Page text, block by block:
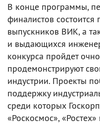
В конце программы,
финалистов состоится
выпускников ВИК, а
и выдающихся
конкурса пройдет
продемонстрируют
индустрии. Проекты
поддержку
среди которых
«Роскосмос»,